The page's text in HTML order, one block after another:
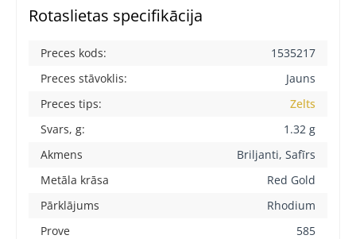
Rotaslietas specifikācija
Preces kods:
1535217
Preces stāvoklis:
Jauns
Preces tips:
Zelts
Svars, g:
1.32 g
Akmens
Briljanti, Safīrs
Metāla krāsa
Red Gold
Pārklājums
Rhodium
Prove
585